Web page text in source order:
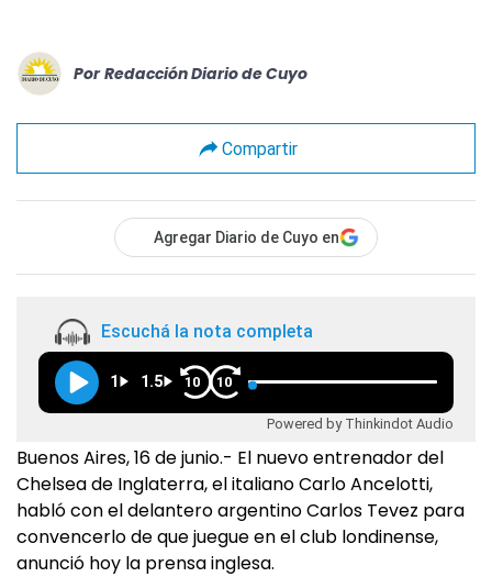
Por Redacción Diario de Cuyo
Compartir
Agregar Diario de Cuyo en
Escuchá la nota completa
1 1.5 10 10
Powered by Thinkindot Audio
Buenos Aires, 16 de junio.- El nuevo entrenador del
Chelsea de Inglaterra, el italiano Carlo Ancelotti,
habló con el delantero argentino Carlos Tevez para
convencerlo de que juegue en el club londinense,
anunció hoy la prensa inglesa.